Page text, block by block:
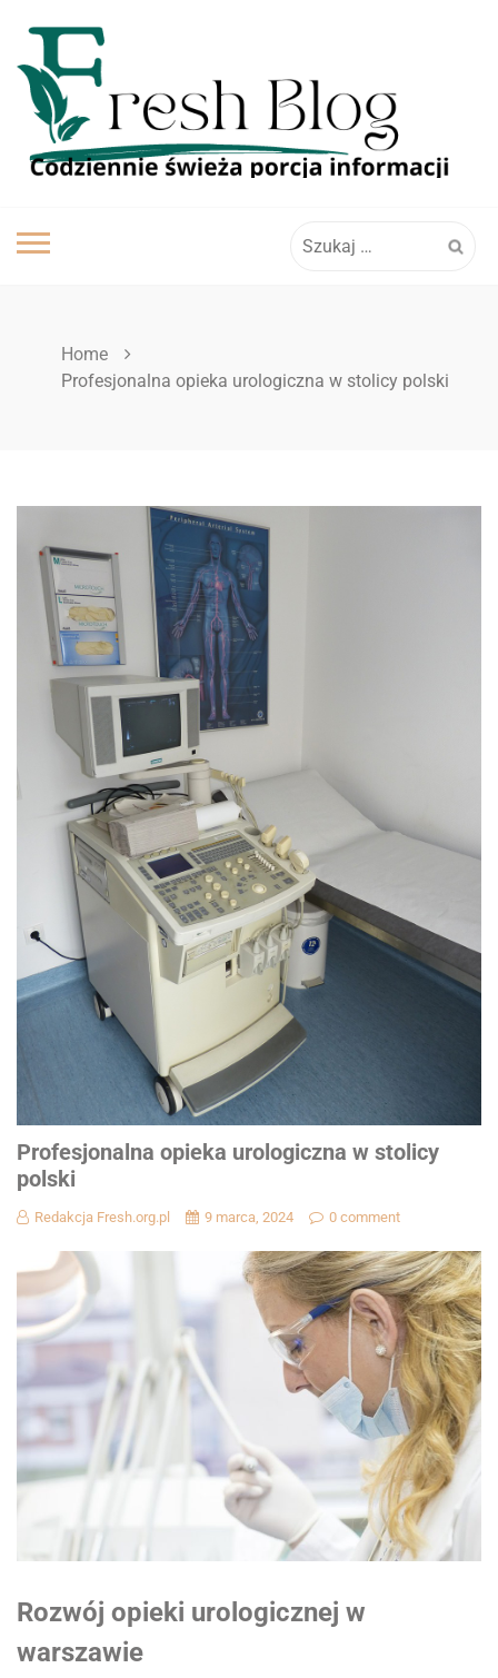
content
Home
Profesjonalna opieka urologiczna w stolicy polski
Profesjonalna opieka urologiczna w stolicy
polski
Redakcja Fresh.org.pl 9 marca, 2024 0 comment
Rozwój opieki urologicznej w
warszawie